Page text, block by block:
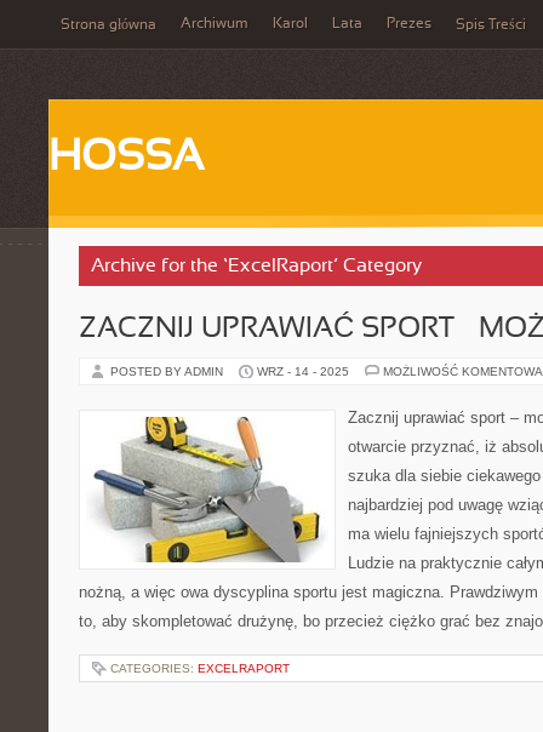
Strona główna Archiwum Karol Lata Prezes Spis Treści
HOSSA
Archive for the ‘ExcelRaport’ Category
ZACZNIJ UPRAWIAĆ SPORT –
POSTED BY ADMIN WRZ - 14 - 2025 MOŻLIWOŚĆ
Zacznij uprawiać sport –
otwarcie przyznać, iż
szuka dla siebie
najbardziej pod uwagę
ma wielu fajniejszych
Ludzie na praktycznie
nożną, a więc owa dyscyplina sportu jest magiczna.
to, aby skompletować drużynę, bo przecież ciężko grać bez
CATEGORIES: EXCELRAPORT